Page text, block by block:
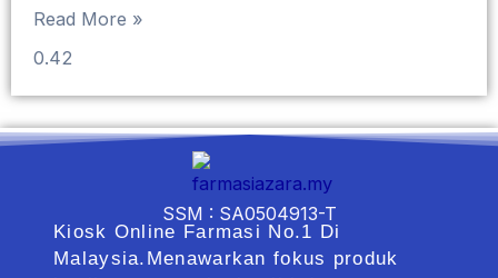
Read More »
SSM : SA0504913-T
Kiosk Online Farmasi No.1 Di
Malaysia.Menawarkan fokus produk